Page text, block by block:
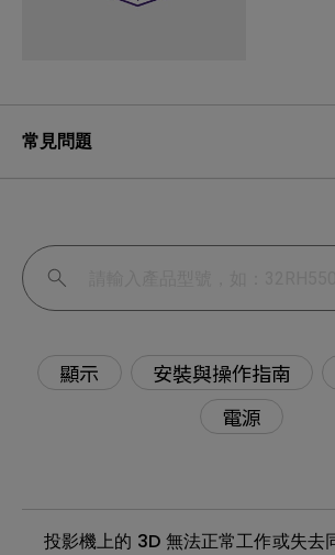
常見問題
顯示 安裝與操作指南
電源
投影機上的 3D 無法正常工作或失去